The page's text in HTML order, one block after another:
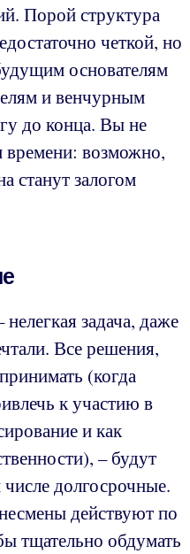
Порой структура
четкой, но
основателям
и венчурным
до конца. Вы не
времени: возможно,
станут залогом
задача, даже
Все решения,
(когда
к участию в
и как
– будут
долгосрочные.
действуют по
тщательно обдумать